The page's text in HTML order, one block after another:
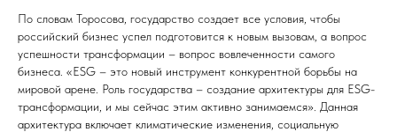
По словам Торосова, государство создает все условия, чтобы
российский бизнес успел подготовится к новым вызовам, а вопрос
успешности трансформации – вопрос вовлеченности самого
бизнеса. «ESG – это новый инструмент конкурентной борьбы на
мировой арене. Роль государства – создание архитектуры для ESG-
трансформации, и мы сейчас этим активно занимаемся». Данная
архитектура включает климатические изменения, социальную